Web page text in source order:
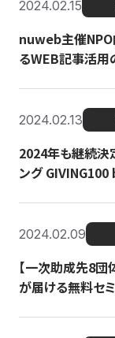
2024.02.15
nuweb主催NPO
るWEB記事活用
2024.02.13
2024年も継続決
ング
2024.02.09
【一次助成先8団
が届ける無料セ